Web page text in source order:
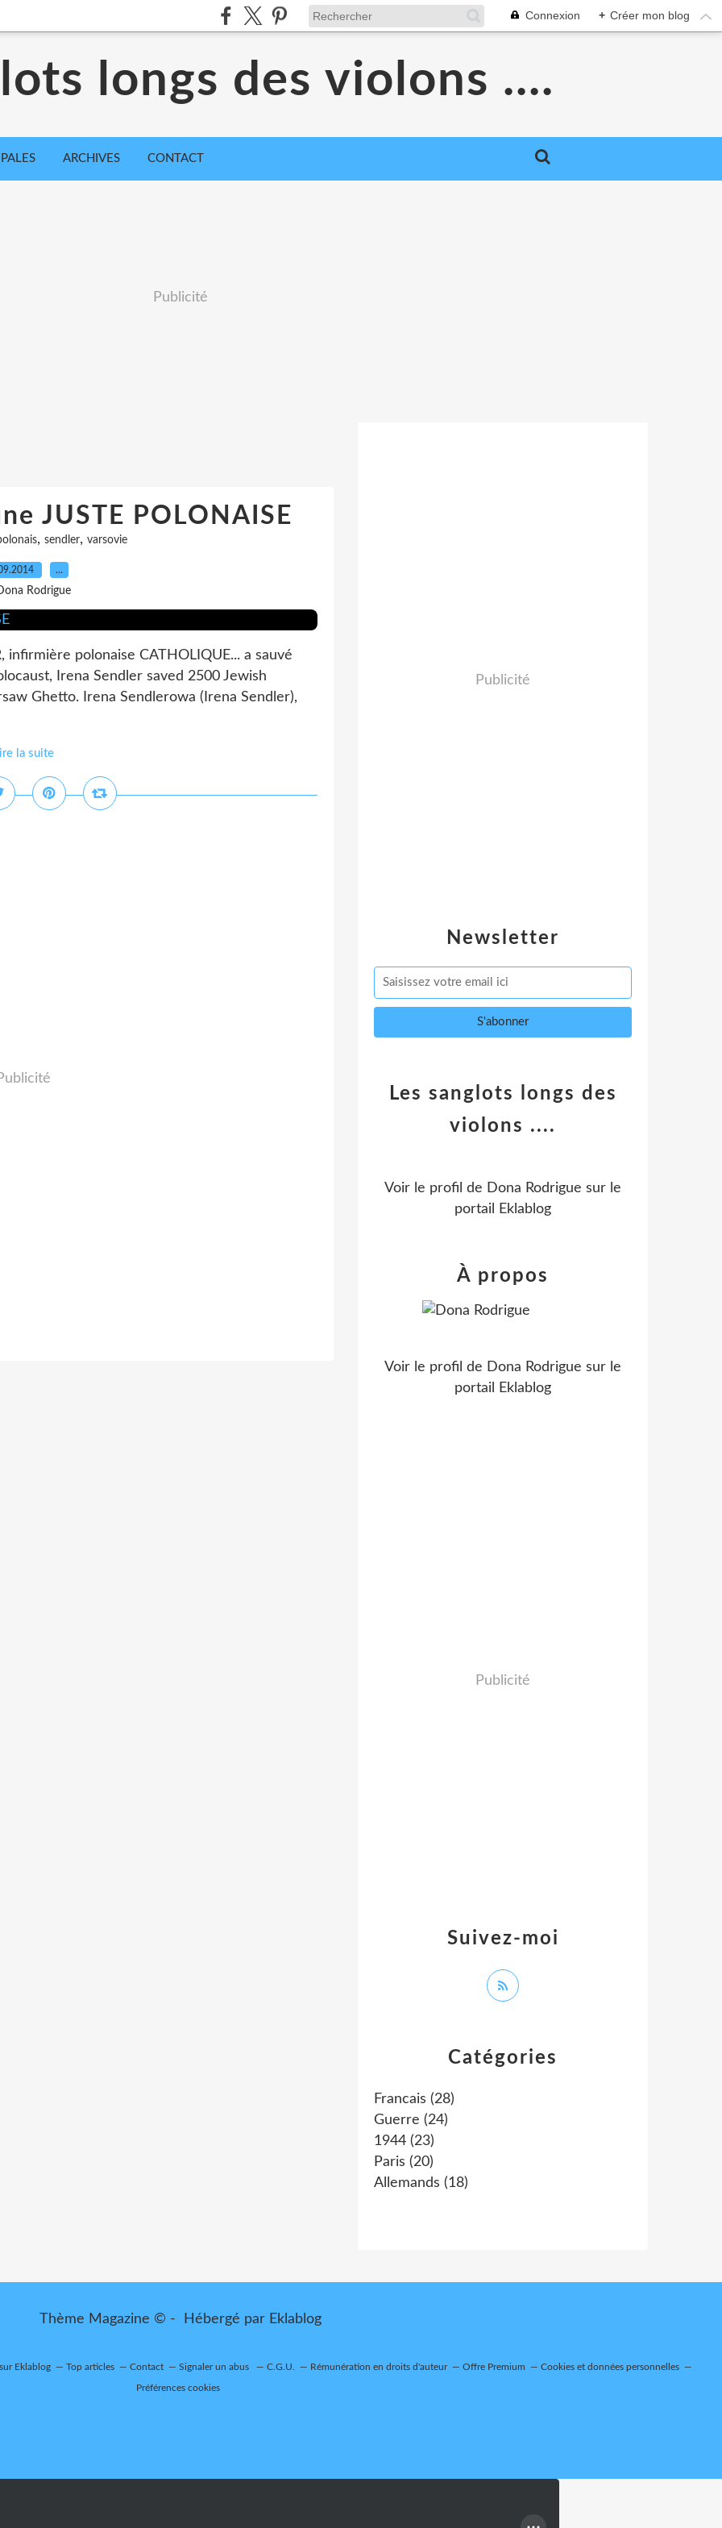
Connexion + Créer mon blog
longs des violons ....
ARCHIVES CONTACT
Publicité
JUSTE POLONAISE
, sendler, varsovie
…
Rodrigue
infirmière polonaise CATHOLIQUE... a sauvé
Irena Sendler saved 2500 Jewish
Ghetto. Irena Sendlerowa (Irena Sendler),
la suite
Newsletter
Publicité
Catégories
Francais (28)
Guerre (24)
1944 (23)
Paris (20)
Allemands (18)
Les sanglots longs des
violons ....
Voir le profil de Dona Rodrigue sur le
portail Eklablog
Suivez-moi
À propos
Voir le profil de Dona Rodrigue sur le
portail Eklablog
Publicité
Thème Magazine © - Hébergé par Eklablog
Eklablog Top articles Contact Signaler un abus C.G.U. Rémunération en droits d'auteur Offre Premium Cookies et données personnelles
Préférences cookies